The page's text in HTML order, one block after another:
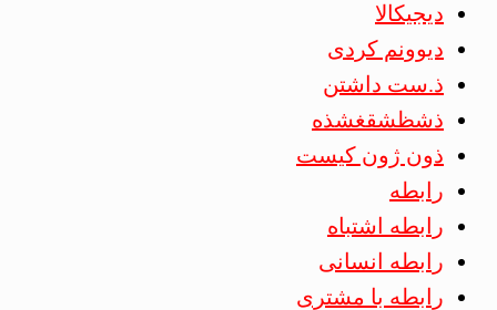
دیجیکالا
دیوونم کردی
ذ.ست داشتن
ذشظشقغشذه
ذون ژون کیست
رابطه
رابطه اشتباه
رابطه انسانی
رابطه با مشتری